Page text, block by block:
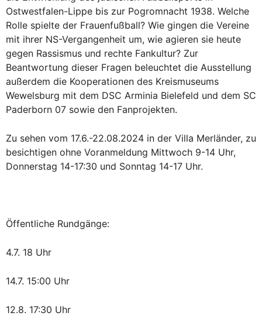
Ostwestfalen-Lippe bis zur Pogromnacht 1938. Welche
Rolle spielte der Frauenfußball? Wie gingen die Vereine
mit ihrer NS-Vergangenheit um, wie agieren sie heute
gegen Rassismus und rechte Fankultur? Zur
Beantwortung dieser Fragen beleuchtet die Ausstellung
außerdem die Kooperationen des Kreismuseums
Wewelsburg mit dem DSC Arminia Bielefeld und dem SC
Paderborn 07 sowie den Fanprojekten.
Zu sehen vom 17.6.-22.08.2024 in der Villa Merländer, zu
besichtigen ohne Voranmeldung Mittwoch 9-14 Uhr,
Donnerstag 14-17:30 und Sonntag 14-17 Uhr.
Öffentliche Rundgänge:
4.7. 18 Uhr
14.7. 15:00 Uhr
12.8. 17:30 Uhr